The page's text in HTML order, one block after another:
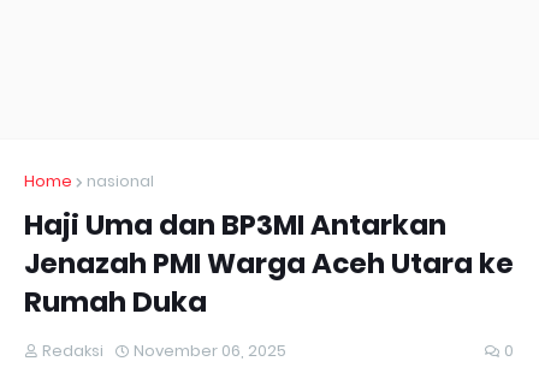
Home nasional
Haji Uma dan BP3MI Antarkan
Jenazah PMI Warga Aceh Utara ke
Rumah Duka
Redaksi November 06, 2025 0